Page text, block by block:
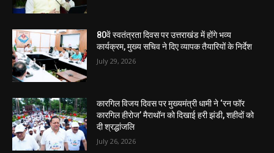
80वें स्वतंत्रता दिवस पर उत्तराखंड में होंगे भव्य
कार्यक्रम, मुख्य सचिव ने दिए व्यापक तैयारियों के निर्देश
July 29, 2026
कारगिल विजय दिवस पर मुख्यमंत्री धामी ने ‘रन फॉर
कारगिल हीरोज’ मैराथॉन को दिखाई हरी झंडी, शहीदों को
दी श्रद्धांजलि
July 26, 2026